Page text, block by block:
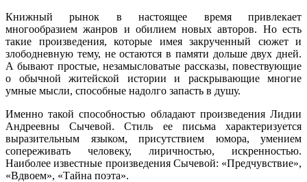
Книжный рынок в настоящее время привлекает
многообразием жанров и обилием новых авторов. Но есть
такие произведения, которые имея закрученный сюжет и
злободневную тему, не остаются в памяти дольше двух дней.
А бывают простые, незамысловатые рассказы, повествующие
о обычной житейской истории и раскрывающие многие
умные мысли, способные надолго запасть в душу.
Именно такой способностью обладают произведения Лидии
Андреевны Сычевой. Стиль ее письма характеризуется
выразительным языком, присутствием юмора, умением
сопереживать человеку, лиричностью, искренностью.
Наиболее известные произведения Сычевой: «Предчувствие»,
«Вдвоем», «Тайна поэта».